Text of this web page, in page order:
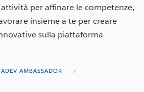
per affinare le competenze,
insieme a te per creare
sulla piattaforma
AMBASSADOR